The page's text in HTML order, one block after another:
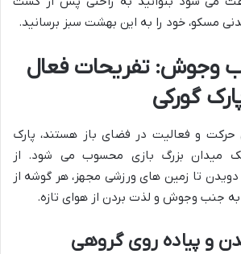
مسکو، خود را به این بهشت سبز برسانید.
وجوش: تفریحات فعال
گورکی
حرکت و فعالیت در فضای باز هستند، پارک
میدان بزرگ بازی محسوب می شود. از
دویدن تا زمین های ورزشی مجهز، هر گوشه از
جنب وجوش و لذت بردن از هوای تازه.
و پیاده روی گروهی